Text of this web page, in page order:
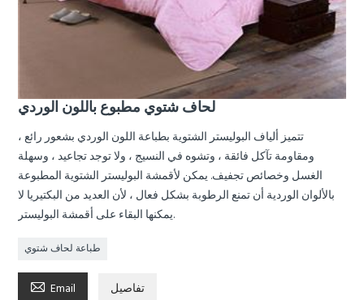
لحاف شتوي مطبوع باللون الوردي
تتميز ألياف البوليستر الشتوية بطباعة اللون الوردي بشعور رائع ،
ومقاومة تآكل فائقة ، وتشوه في النسيج ، ولا توجد تجاعيد ، وسهلة
الغسل وخصائص تجفيف. يمكن لأقمشة البوليستر الشتوية المطبوعة
بالألوان الوردية أن تمنع الرطوبة بشكل فعال ، لأن العديد من البكتيريا لا
يمكنها البقاء على أقمشة البوليستر.
طباعة لحاف شتوي
 Email تفاصيل